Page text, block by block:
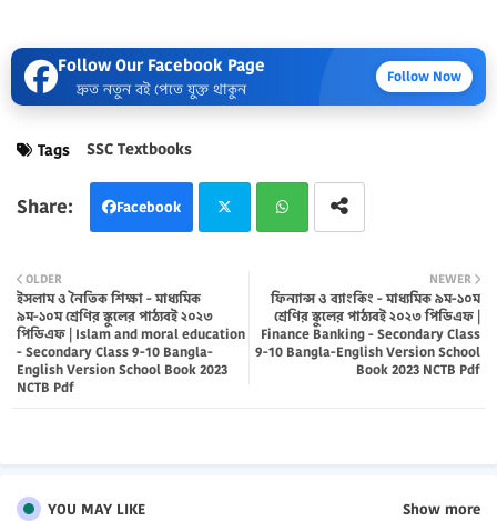
Follow Our Facebook Page
দ্রুত নতুন বই পেতে যুক্ত থাকুন
Follow Now
Tags SSC Textbooks
Facebook
atsa
pp
NEWER
ফিন্যান্স ও ব্যাংকিং - মাধ্যমিক ৯ম-১০ম
শ্রেণির স্কুলের পাঠ্যবই ২০২৩ পিডিএফ |
Finance Banking - Secondary Class
9-10 Bangla-English Version School
Book 2023 NCTB Pdf
OLDER
ইসলাম ও নৈতিক শিক্ষা - মাধ্যমিক
৯ম-১০ম শ্রেণির স্কুলের পাঠ্যবই ২০২৩
পিডিএফ | Islam and moral education
- Secondary Class 9-10 Bangla-
English Version School Book 2023
NCTB Pdf
YOU MAY LIKE Show more